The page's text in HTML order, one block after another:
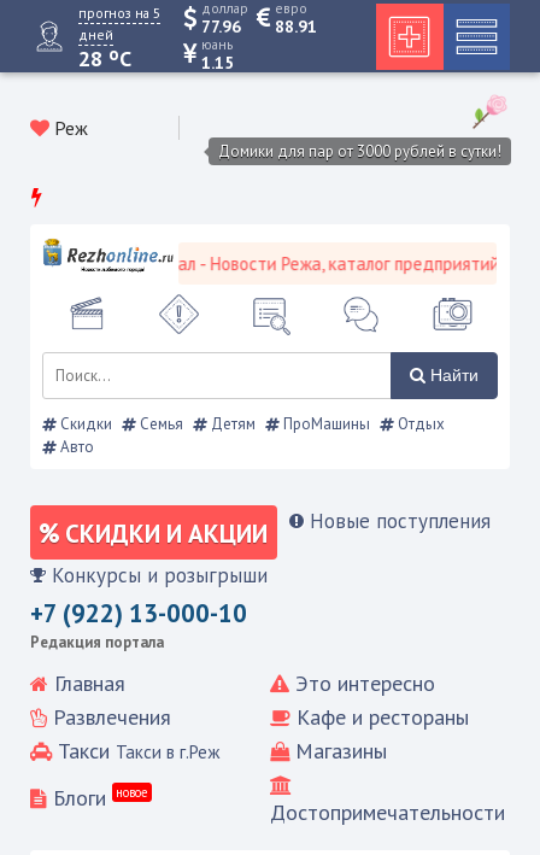
прогноз на 5
дней
28 oC
доллар
77.96
евро
88.91
юань
1.15
Реж
Домики для пар от 3000 рублей в сутки!
городской портал - Новости Режа, каталог предприятий,
Найти
Скидки Семья Детям ПроМашины
Отдых
Авто
СКИДКИ И АКЦИИ Новые поступления
Конкурсы и розыгрыши
+7 (922) 13-000-10
Редакция портала
Главная
Это интересно
Развлечения
Кафе и рестораны
Такси Такси в г.Реж
Магазины
Блоги
новое
Достопримечательности